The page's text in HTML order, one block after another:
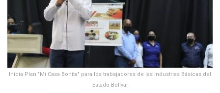
Inicia Plan "Mi Casa Bonita" para los trabajadores de las Industrias Básicas del
Estado Bolívar